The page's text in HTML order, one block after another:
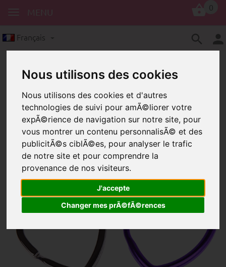
Nous utilisons des cookies
Nous utilisons des cookies et d'autres
technologies de suivi pour amÃ©liorer votre
expÃ©rience de navigation sur notre site, pour
vous montrer un contenu personnalisÃ© et des
publicitÃ©s ciblÃ©es, pour analyser le trafic
de notre site et pour comprendre la
provenance de nos visiteurs.
J'accepte
Changer mes prÃ©fÃ©rences
Français
Porte-clés Coeur Porte-clés
Coeur Porte-clés